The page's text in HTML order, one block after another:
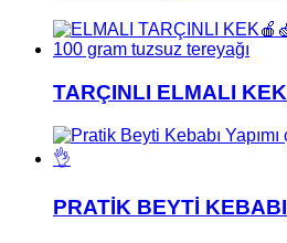
TARÇINLI ELMALI KEK
PRATİK BEYTİ KEBABI